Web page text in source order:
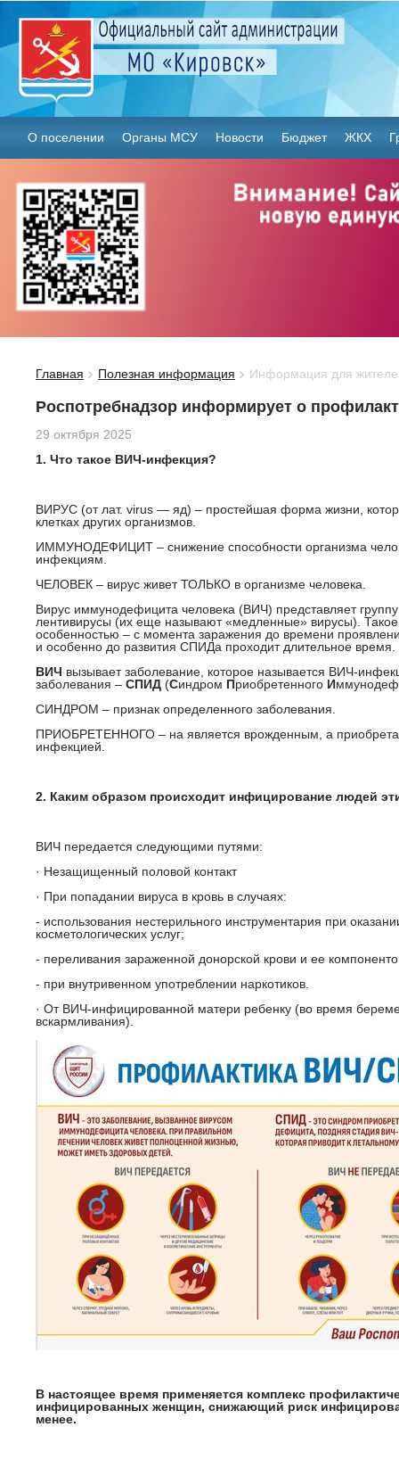
О поселении Органы МСУ Новости Бюджет ЖКХ
Главная Полезная информация Информация для
Роспотребнадзор информирует о
29 октября 2025
1. Что такое ВИЧ-инфекция?
ВИРУС (от лат. virus — яд) – простейшая форма жизни,
клетках других организмов.
ИММУНОДЕФИЦИТ – снижение способности организма
инфекциям.
ЧЕЛОВЕК – вирус живет ТОЛЬКО в организме человека.
Вирус иммунодефицита человека (ВИЧ) представляет
лентивирусы (их еще называют «медленные» вирусы).
особенностью – с момента заражения до времени
и особенно до развития СПИДа проходит длительное время.
ВИЧ вызывает заболевание, которое называется ВИЧ-
заболевания – СПИД (Синдром Приобретенного И
СИНДРОМ – признак определенного заболевания.
ПРИОБРЕТЕННОГО – на является врожденным, а
инфекцией.
2. Каким образом происходит инфицирование людей
ВИЧ передается следующими путями:
· Незащищенный половой контакт
· При попадании вируса в кровь в случаях:
- использования нестерильного инструментария при
косметологических услуг;
- переливания зараженной донорской крови и ее
- при внутривенном употреблении наркотиков.
· От ВИЧ-инфицированной матери ребенку (во время
вскармливания).
В настоящее время применяется комплекс
инфицированных женщин, снижающий риск
менее.